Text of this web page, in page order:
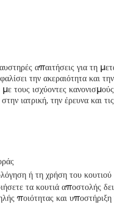
απαιτήσεις για τη
την ακεραιότητα και
τους ισχύοντες
ιατρική, την έρευνα και
ή τη χρήση του κουτιού
τα κουτιά αποστολής
ποιότητας και υποστήριξη